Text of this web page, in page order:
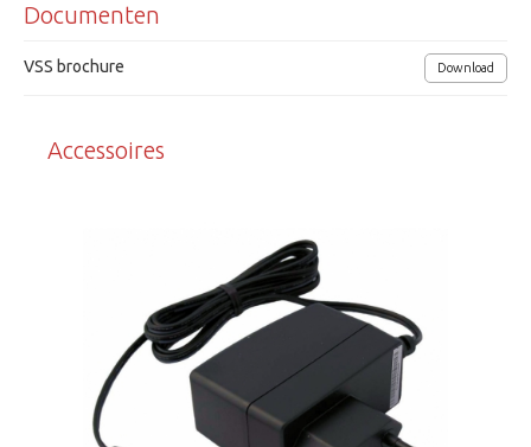
Documenten
VSS brochure Download
Accessoires